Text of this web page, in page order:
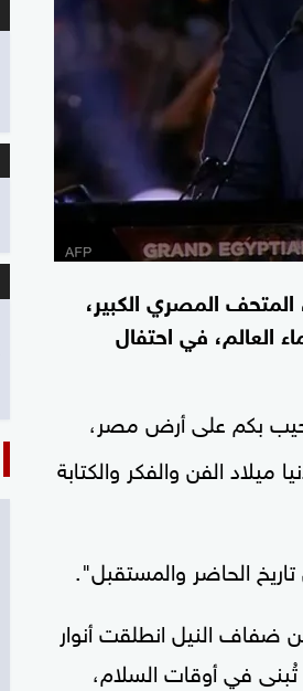
المصري الكبير،
في احتفال
بكم على أرض مصر،
الفن والفكر والكتابة
الحاضر والمستقبل".
النيل انطلقت أنوار
في أوقات السلام،